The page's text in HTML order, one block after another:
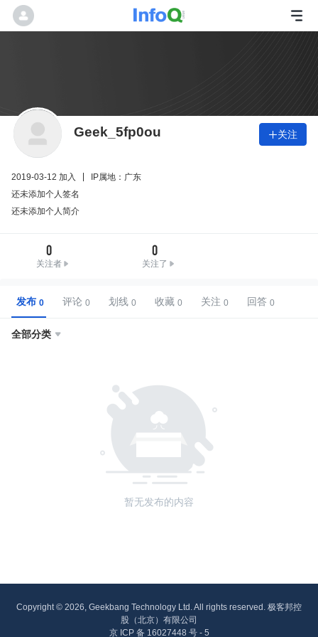
Geek_5fp0ou 关注
2019-03-12 加入
IP属地：广东
还未添加个人签名
还未添加个人简介
0
关注者
0
关注了
发布 评论 划线 收藏 关注 回答
全部分类 
暂无发布的内容
Copyright © 2026, Geekbang Technology Ltd. All rights reserved. 极客邦控
股（北京）有限公司
京 ICP 备 16027448 号 - 5